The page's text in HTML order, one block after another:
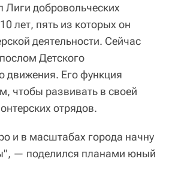
Лиги добровольческих
лет, пять из которых он
деятельности. Сейчас
Детского
движения. Его функция
чтобы развивать в своей
отрядов.
и в масштабах города начну
— поделился планами юный